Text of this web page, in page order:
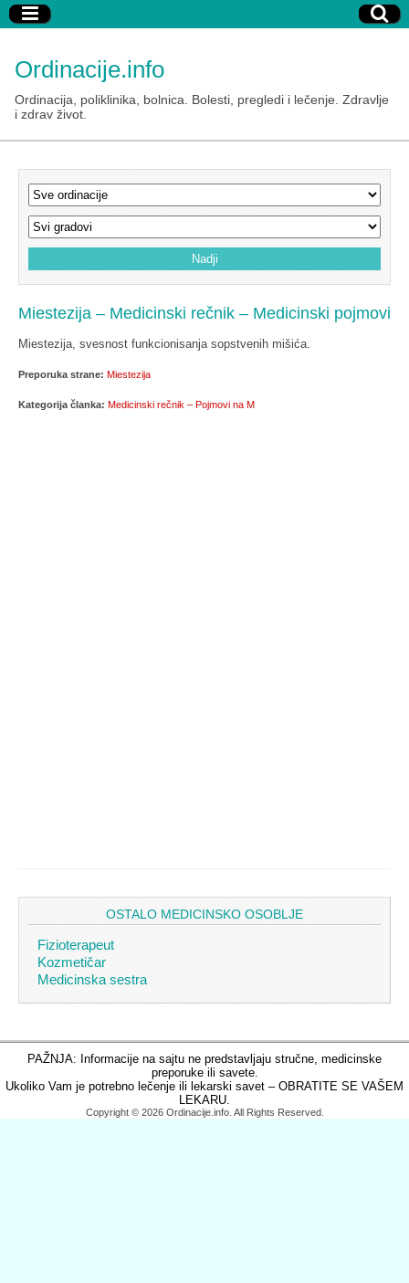
Ordinacije.info
Ordinacija, poliklinika, bolnica. Bolesti, pregledi i lečenje. Zdravlje
i zdrav život.
Miestezija – Medicinski rečnik – Medicinski pojmovi
Miestezija, svesnost funkcionisanja sopstvenih mišića.
Preporuka strane: Miestezija
Kategorija članka: Medicinski rečnik – Pojmovi na M
OSTALO MEDICINSKO OSOBLJE
Fizioterapeut
Kozmetičar
Medicinska sestra
PAŽNJA: Informacije na sajtu ne predstavljaju stručne, medicinske
preporuke ili savete.
Ukoliko Vam je potrebno lečenje ili lekarski savet – OBRATITE SE VAŠEM
LEKARU.
Copyright © 2026 Ordinacije.info. All Rights Reserved.